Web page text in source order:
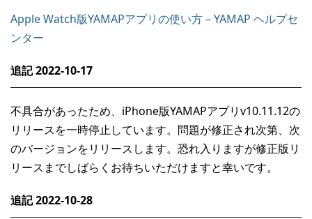
Apple Watch版YAMAPアプリの使い方 – YAMAP ヘルプセ
ンター
追記2022-10-17
不具合があったため、iPhone版YAMAPアプリv10.11.12の
リリースを一時停止しています。問題が修正され次第、次
のバージョンをリリースします。恐れ入りますが修正版リ
リースまでしばらくお待ちいただけますと幸いです。
追記2022-10-28